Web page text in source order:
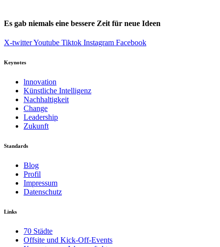
Es gab niemals eine bessere Zeit für neue Ideen
X-twitterYoutube Tiktok Instagram Facebook
Keynotes
lnnovation
Künstliche Intelligenz
Nachhaltigkeit
Change
Leadership
Zukunft
Standards
Blog
Profil
Impressum
Datenschutz
Links
70 Städte
Offsite und Kick-Off-Events